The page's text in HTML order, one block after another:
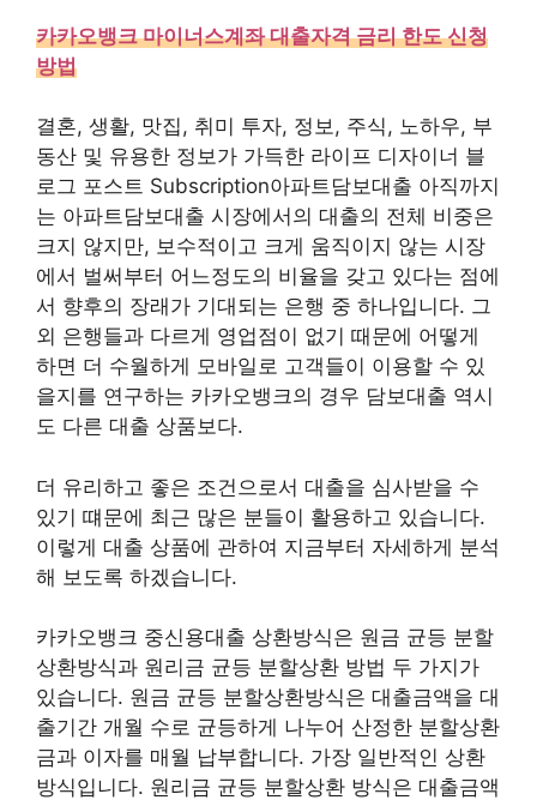
카카오뱅크 마이너스계좌 대출자격 금리 한도 신청
방법
결혼, 생활, 맛집, 취미 투자, 정보, 주식, 노하우, 부
동산 및 유용한 정보가 가득한 라이프 디자이너 블
로그 포스트 Subscription아파트담보대출 아직까지
는 아파트담보대출 시장에서의 대출의 전체 비중은
크지 않지만, 보수적이고 크게 움직이지 않는 시장
에서 벌써부터 어느정도의 비율을 갖고 있다는 점에
서 향후의 장래가 기대되는 은행 중 하나입니다. 그
외 은행들과 다르게 영업점이 없기 때문에 어떻게
하면 더 수월하게 모바일로 고객들이 이용할 수 있
을지를 연구하는 카카오뱅크의 경우 담보대출 역시
도 다른 대출 상품보다.
더 유리하고 좋은 조건으로서 대출을 심사받을 수
있기 떄문에 최근 많은 분들이 활용하고 있습니다.
이렇게 대출 상품에 관하여 지금부터 자세하게 분석
해 보도록 하겠습니다.
카카오뱅크 중신용대출 상환방식은 원금 균등 분할
상환방식과 원리금 균등 분할상환 방법 두 가지가
있습니다. 원금 균등 분할상환방식은 대출금액을 대
출기간 개월 수로 균등하게 나누어 산정한 분할상환
금과 이자를 매월 납부합니다. 가장 일반적인 상환
방식입니다. 원리금 균등 분할상환 방식은 대출금액